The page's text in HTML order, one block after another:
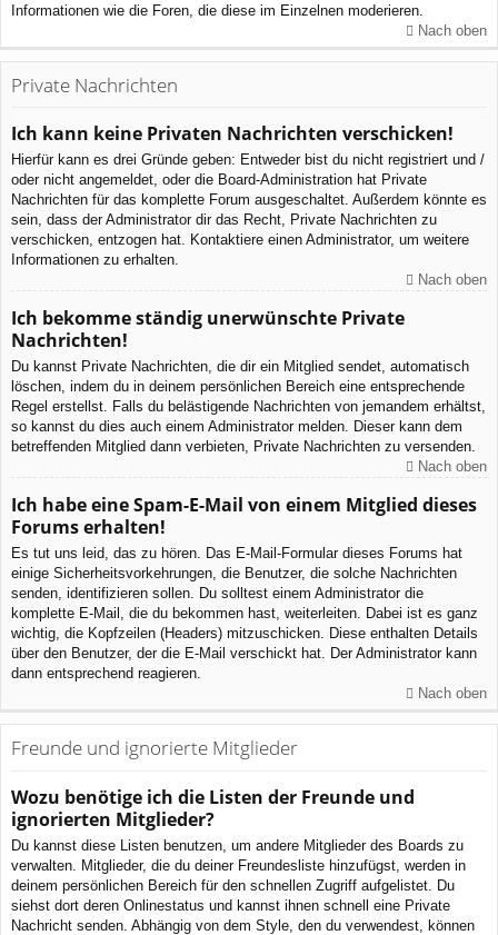
Informationen wie die Foren, die diese im Einzelnen moderieren.
Nach oben
Private Nachrichten
Ich kann keine Privaten Nachrichten verschicken!
Hierfür kann es drei Gründe geben: Entweder bist du nicht registriert und /
oder nicht angemeldet, oder die Board-Administration hat Private
Nachrichten für das komplette Forum ausgeschaltet. Außerdem könnte es
sein, dass der Administrator dir das Recht, Private Nachrichten zu
verschicken, entzogen hat. Kontaktiere einen Administrator, um weitere
Informationen zu erhalten.
Nach oben
Ich bekomme ständig unerwünschte Private
Nachrichten!
Du kannst Private Nachrichten, die dir ein Mitglied sendet, automatisch
löschen, indem du in deinem persönlichen Bereich eine entsprechende
Regel erstellst. Falls du belästigende Nachrichten von jemandem erhältst,
so kannst du dies auch einem Administrator melden. Dieser kann dem
betreffenden Mitglied dann verbieten, Private Nachrichten zu versenden.
Nach oben
Ich habe eine Spam-E-Mail von einem Mitglied dieses
Forums erhalten!
Es tut uns leid, das zu hören. Das E-Mail-Formular dieses Forums hat
einige Sicherheitsvorkehrungen, die Benutzer, die solche Nachrichten
senden, identifizieren sollen. Du solltest einem Administrator die
komplette E-Mail, die du bekommen hast, weiterleiten. Dabei ist es ganz
wichtig, die Kopfzeilen (Headers) mitzuschicken. Diese enthalten Details
über den Benutzer, der die E-Mail verschickt hat. Der Administrator kann
dann entsprechend reagieren.
Nach oben
Freunde und ignorierte Mitglieder
Wozu benötige ich die Listen der Freunde und
ignorierten Mitglieder?
Du kannst diese Listen benutzen, um andere Mitglieder des Boards zu
verwalten. Mitglieder, die du deiner Freundesliste hinzufügst, werden in
deinem persönlichen Bereich für den schnellen Zugriff aufgelistet. Du
siehst dort deren Onlinestatus und kannst ihnen schnell eine Private
Nachricht senden. Abhängig von dem Style, den du verwendest, können